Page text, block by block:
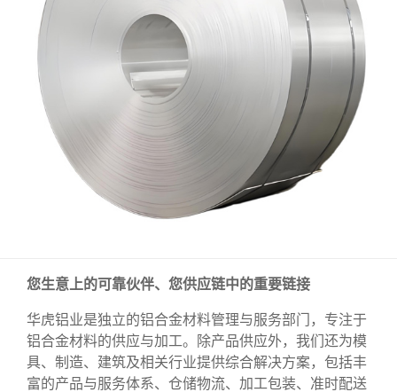
您生意上的可靠伙伴、您供应链中的重要链接
华虎铝业是独立的铝合金材料管理与服务部门，专注于
铝合金材料的供应与加工。除产品供应外，我们还为模
具、制造、建筑及相关行业提供综合解决方案，包括丰
富的产品与服务体系、仓储物流、加工包装、准时配送